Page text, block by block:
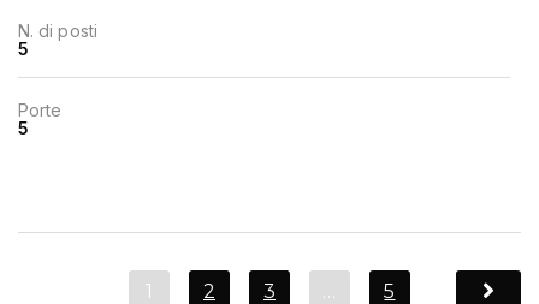
N. di posti
5
Porte
5
1 2 3 … 5